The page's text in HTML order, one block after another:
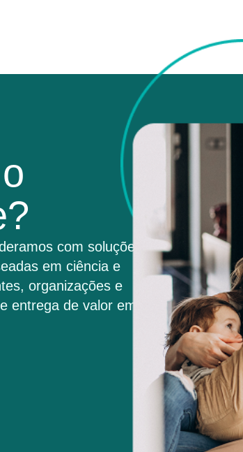
com soluções
em ciência e
organizações e
entrega de valor em